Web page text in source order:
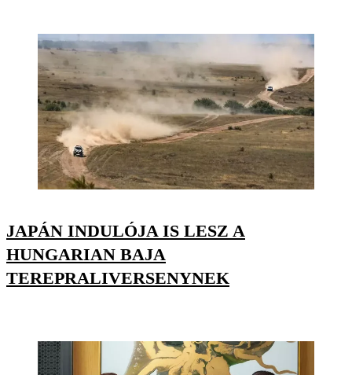
JAPÁN INDULÓJA IS LESZ A
HUNGARIAN BAJA
TEREPRALIVERSENYNEK